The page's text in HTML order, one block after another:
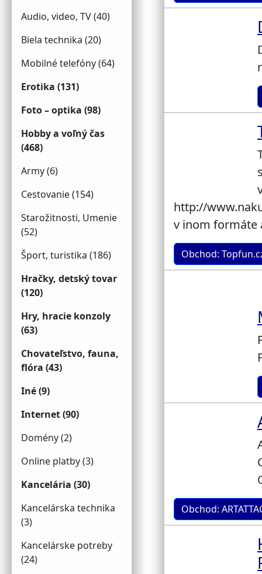
Audio, video, TV (40)
Biela technika (20)
Mobilné telefóny (64)
Erotika (131)
Foto – optika (98)
Hobby a voľný čas
(468)
Army (6)
Cestovanie (154)
Starožitnosti, Umenie
(52)
Šport, turistika (186)
Hračky, detský tovar
(120)
Hry, hracie konzoly
(63)
Chovateľstvo, fauna,
flóra (43)
Iné (9)
Internet (90)
Domény (2)
Online platby (3)
Kancelária (30)
Kancelárska technika
(3)
Kancelárske potreby
(24)
http://
v inom formáte
Obchod:
Obchod: